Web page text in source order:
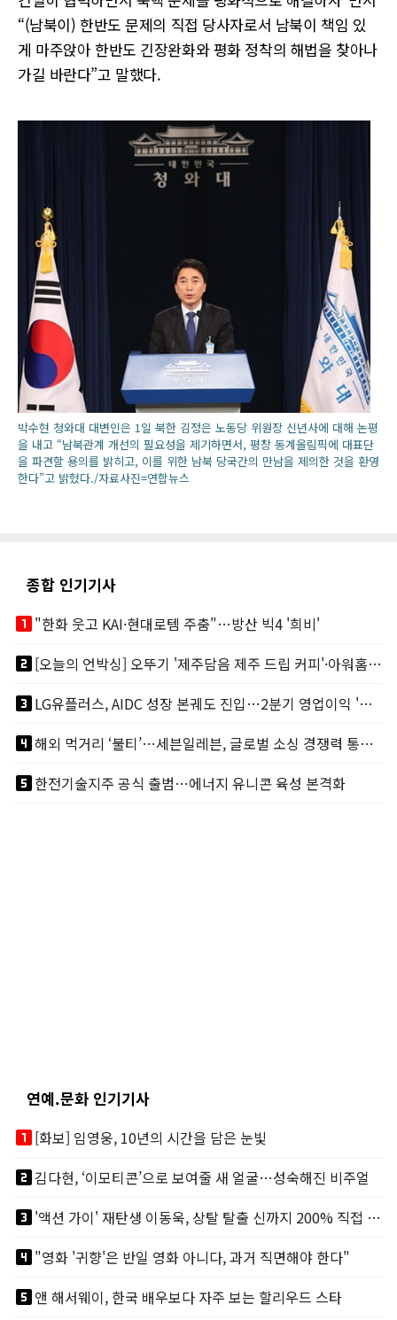
“(남북이) 한반도 문제의 직접 당사자로서 남북이 책임 있
게 마주앉아 한반도 긴장완화와 평화 정착의 해법을 찾아나
가길 바란다”고 말했다.
박수현 청와대 대변인은 1일 북한 김정은 노동당 위원장 신년사에 대해 논평
을 내고 “남북관계 개선의 필요성을 제기하면서, 평창 동계올림픽에 대표단
을 파견할 용의를 밝히고, 이를 위한 남북 당국간의 만남을 제의한 것을 환영
한다”고 밝혔다./자료사진=연합뉴스
종합 인기기사
looks_one"한화 웃고 KAI·현대로템 주춤"…방산 빅4 '희비'
looks_two
[오늘의 언박싱] 오뚜기 '제주담음 제주 드립 커피'·아워홈 ‘갓석박지’ 外
looks_3
LG유플러스, AIDC 성장 본궤도 진입…2분기 영업이익 '역대 최대'
looks_4
해외 먹거리 ‘불티’…세븐일레븐, 글로벌 소싱 경쟁력 통했다
looks_5한전기술지주 공식 출범…에너지 유니콘 육성 본격화
연예.문화 인기기사
looks_one[화보] 임영웅, 10년의 시간을 담은 눈빛
looks_two김다현, ‘이모티콘’으로 보여줄 새 얼굴…성숙해진 비주얼
looks_3
'액션 가이' 재탄생 이동욱, 상탈 탈출 신까지 200% 직접 소화
looks_4"영화 '귀향'은 반일 영화 아니다, 과거 직면해야 한다"
looks_5앤 해서웨이, 한국 배우보다 자주 보는 할리우드 스타